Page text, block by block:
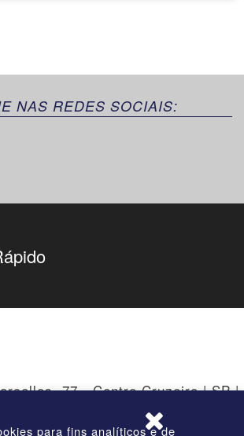
NAS REDES SOCIAIS:
77 - Centro Cruzeiro | SP |
para fins analíticos e de